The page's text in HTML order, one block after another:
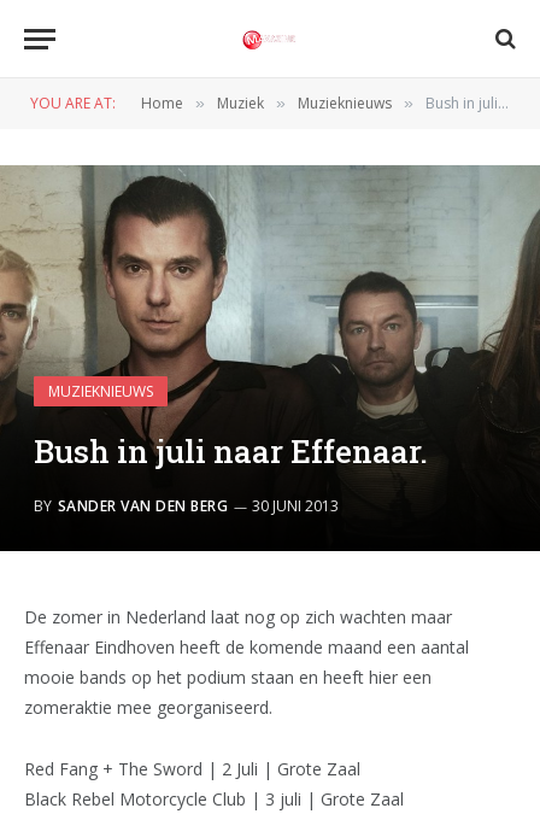
YOU ARE AT: Home » Muziek » Muzieknieuws » Bush in juli naar Effenaar.
MUZIEKNIEUWS
Bush in juli naar Effenaar.
BY SANDER VAN DEN BERG 30 JUNI 2013
De zomer in Nederland laat nog op zich wachten maar
Effenaar Eindhoven heeft de komende maand een aantal
mooie bands op het podium staan en heeft hier een
zomeraktie mee georganiseerd.
Red Fang + The Sword | 2 Juli | Grote Zaal
Black Rebel Motorcycle Club | 3 juli | Grote Zaal